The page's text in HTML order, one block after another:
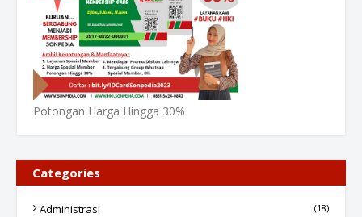
Potongan Harga Hingga 30%
Categories
Administrasi (18)